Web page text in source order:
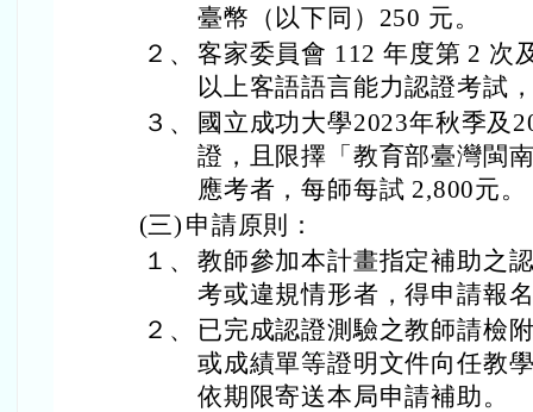
臺幣（以下同）250 元。
２、 客家委員會 112 年度第 2 次
以上客語語言能力認證考試
３、
國立成功大學2023年秋季及
證，且限擇「教育部臺灣閩
應考者，每師每試 2,800元。
(三) 申請原則：
１、 教師參加本計畫指定補助之
考或違規情形者，得申請報
２、
已完成認證測驗之教師請檢
或成績單等證明文件向任教
依期限寄送本局申請補助。